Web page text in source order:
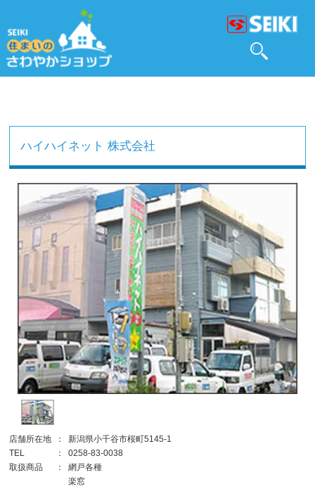
ハイハイネット 株式会社
店舗所在地 ：
新潟県小千谷市桜町5145-1
TEL
：
0258-83-0038
取扱商品
：
網戸各種
楽窓